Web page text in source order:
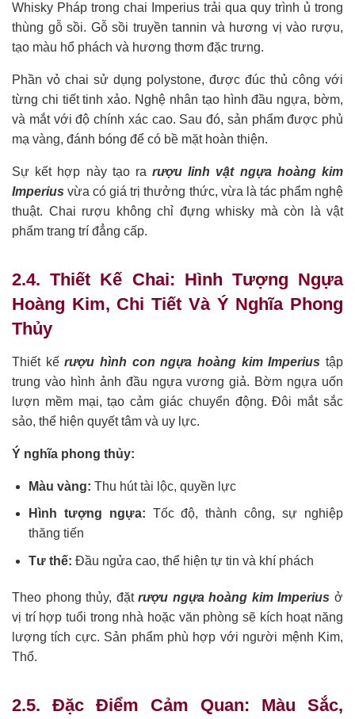
Whisky Pháp trong chai Imperius trải qua quy trình ủ trong
thùng gỗ sồi. Gỗ sồi truyền tannin và hương vị vào rượu,
tạo màu hổ phách và hương thơm đặc trưng.
Phần vỏ chai sử dụng polystone, được đúc thủ công với
từng chi tiết tinh xảo. Nghệ nhân tạo hình đầu ngựa, bờm,
và mắt với độ chính xác cao. Sau đó, sản phẩm được phủ
mạ vàng, đánh bóng để có bề mặt hoàn thiện.
Sự kết hợp này tạo rarượu linh vật ngựa hoàng kim
Imperius vừa có giá trị thưởng thức, vừa là tác phẩm nghệ
thuật. Chai rượu không chỉ đựng whisky mà còn là vật
phẩm trang trí đẳng cấp.
2.4. Thiết Kế Chai: Hình Tượng Ngựa
Hoàng Kim, Chi Tiết Và Ý Nghĩa Phong
Thủy
Thiết kếrượu hình con ngựa hoàng kim Imperius tập
trung vào hình ảnh đầu ngựa vương giả. Bờm ngựa uốn
lượn mềm mại, tạo cảm giác chuyển động. Đôi mắt sắc
sảo, thể hiện quyết tâm và uy lực.
Ý nghĩa phong thủy:
Màu vàng: Thu hút tài lộc, quyền lực
Hình tượng ngựa: Tốc độ, thành công, sự nghiệp
thăng tiến
Tư thế: Đầu ngửa cao, thể hiện tự tin và khí phách
Theo phong thủy, đặtrượu ngựa hoàng kim Imperius ở
vị trí hợp tuổi trong nhà hoặc văn phòng sẽ kích hoạt năng
lượng tích cực. Sản phẩm phù hợp với người mệnh Kim,
Thổ.
2.5. Đặc Điểm Cảm Quan: Màu Sắc,